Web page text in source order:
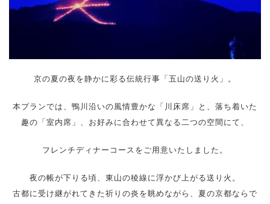
京の夏の夜を静かに彩る伝統行事「五山の送り火」。
本プランでは、鴨川沿いの風情豊かな「川床席」と、落ち着いた
趣の「室内席」、お好みに合わせて異なる二つの空間にて、
フレンチディナーコースをご用意いたしました。
夜の帳が下りる頃、東山の稜線に浮かび上がる送り火。
古都に受け継がれてきた祈りの炎を眺めながら、夏の京都ならで